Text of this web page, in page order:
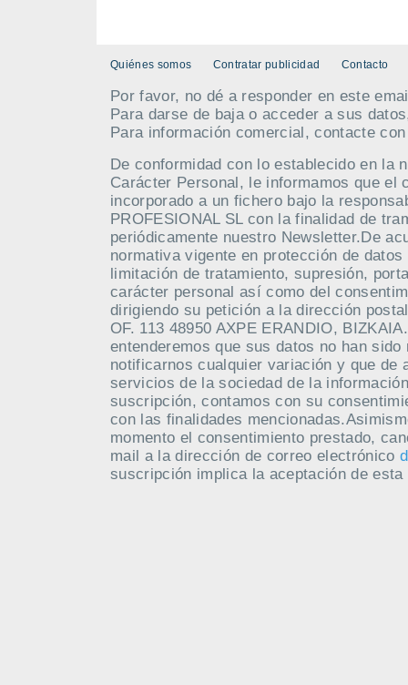
Quiénes somos Contratar publicidad Contacto
Por favor, no dé a responder en este
Para darse de baja o acceder a sus
Para información comercial, contacte
De conformidad con lo establecido en la
Carácter Personal, le informamos que el
incorporado a un fichero bajo la
PROFESIONAL SL con la finalidad de
periódicamente nuestro Newsletter.De
normativa vigente en protección de
limitación de tratamiento, supresión,
carácter personal así como del
dirigiendo su petición a la dirección
OF. 113 48950 AXPE ERANDIO,
entenderemos que sus datos no han
notificarnos cualquier variación y que de
servicios de la sociedad de la
suscripción, contamos con su
con las finalidades
momento el consentimiento prestado,
mail a la dirección de correo electrónico
suscripción implica la aceptación de esta